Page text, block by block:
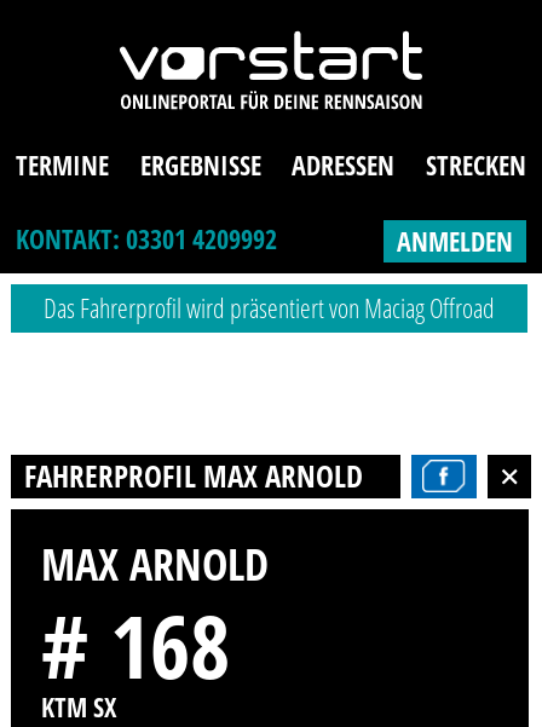
TERMINE ERGEBNISSE ADRESSEN
STRECKEN
KONTAKT: 03301 4209992
ANMELDEN
Das Fahrerprofil wird präsentiert von Maciag Offroad
FAHRERPROFIL MAX ARNOLD
MAX ARNOLD
# 168
KTM SX